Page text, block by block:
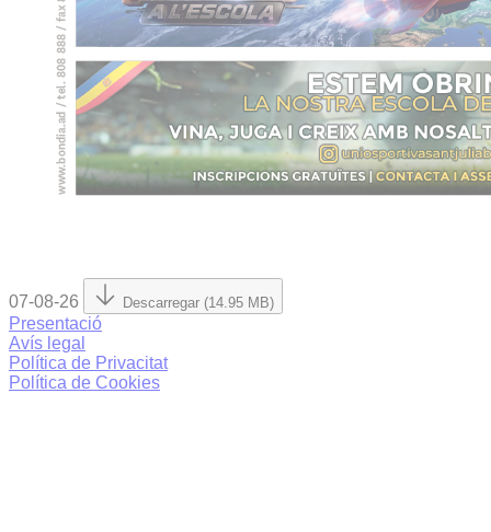
07-08-26 Descarregar (14.95 MB)
Presentació
Avís legal
Política de Privacitat
Política de Cookies